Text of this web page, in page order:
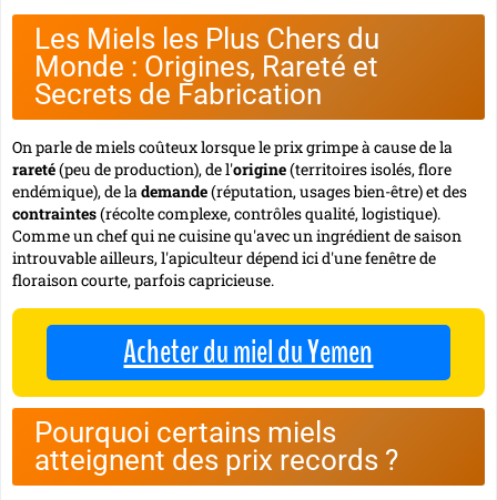
Les Miels les Plus Chers du
Monde : Origines, Rareté et
Secrets de Fabrication
On parle de miels coûteux lorsque le prix grimpe à cause de la
rareté(peu de production), de l'origine(territoires isolés, flore
endémique), de lademande(réputation, usages bien-être) et des
contraintes(récolte complexe, contrôles qualité, logistique).
Comme un chef qui ne cuisine qu'avec un ingrédient de saison
introuvable ailleurs, l'apiculteur dépend ici d'une fenêtre de
floraison courte, parfois capricieuse.
Acheter du miel du Yemen
Pourquoi certains miels
atteignent des prix records ?